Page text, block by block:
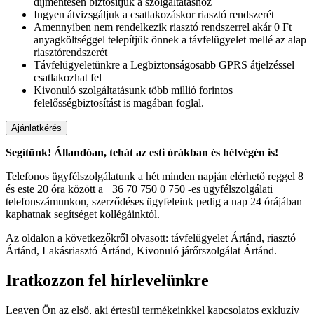
Ingyen átvizsgáljuk a csatlakozáskor riasztó rendszerét
Amennyiben nem rendelkezik riasztó rendszerrel akár 0 Ft
anyagköltséggel telepítjük önnek a távfelügyelet mellé az alap
riasztórendszerét
Távfelügyeletünkre a Legbiztonságosabb GPRS átjelzéssel
csatlakozhat fel
Kivonuló szolgáltatásunk több millió forintos
felelősségbiztosítást is magában foglal.
Segítünk! Állandóan, tehát az esti órákban és hétvégén is!
Telefonos ügyfélszolgálatunk a hét minden napján elérhető reggel 8
és este 20 óra között a +36 70 750 0 750 -es ügyfélszolgálati
telefonszámunkon, szerződéses ügyfeleink pedig a nap 24 órájában
kaphatnak segítséget kollégáinktól.
Az oldalon a következőkről olvasott: távfelügyelet Ártánd, riasztó
Ártánd, Lakásriasztó Ártánd, Kivonuló járőrszolgálat Ártánd.
Iratkozzon fel hírlevelünkre
Legyen Ön az első, aki értesül termékeinkkel kapcsolatos exkluzív